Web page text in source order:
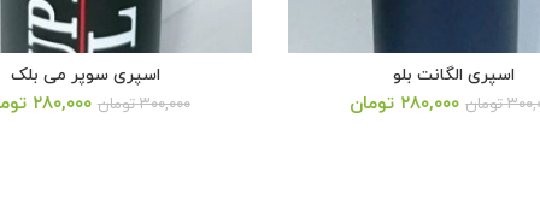
اسپری الگانت بلو
تومان ۲۸۰,۰۰۰ تومان
اسپری سوپر می بلک
۳۰۰,۰۰۰ تومان
قیمت
۲۸۰,۰۰۰قیمت